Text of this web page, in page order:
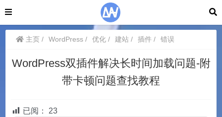
主页 WordPress 优化 建站 插件 错误
WordPress双插件解决长时间加载问题-附
带卡顿问题查找教程
已阅： 23